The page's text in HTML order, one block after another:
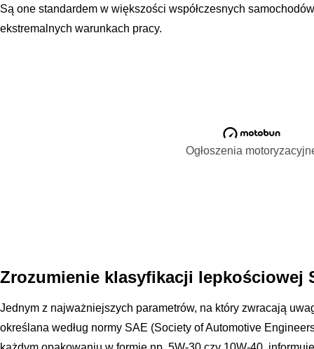
Są one standardem w większości współczesnych
ekstremalnych warunkach pracy.
Ogłoszenia
Zrozumienie klasyfikacji lepkościowej
Jednym z najważniejszych parametrów, na który zwracają
określana według normy SAE (Society of Automotive